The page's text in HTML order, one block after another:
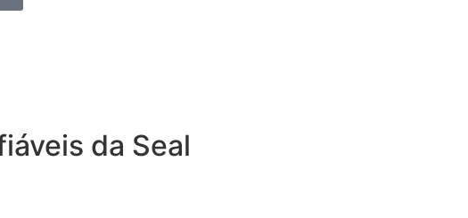
da Seal